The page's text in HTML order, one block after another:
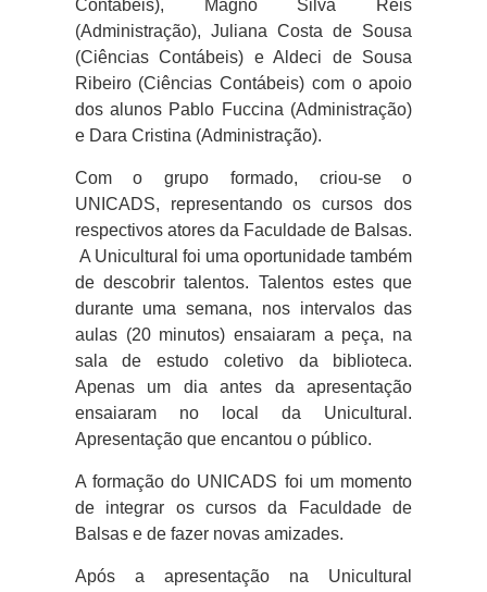
Contábeis), Magno Silva Reis
(Administração), Juliana Costa de Sousa
(Ciências Contábeis) e Aldeci de Sousa
Ribeiro (Ciências Contábeis) com o apoio
dos alunos Pablo Fuccina (Administração)
e Dara Cristina (Administração).
Com o grupo formado, criou-se o
UNICADS, representando os cursos dos
respectivos atores da Faculdade de Balsas.
A Unicultural foi uma oportunidade também
de descobrir talentos. Talentos estes que
durante uma semana, nos intervalos das
aulas (20 minutos) ensaiaram a peça, na
sala de estudo coletivo da biblioteca.
Apenas um dia antes da apresentação
ensaiaram no local da Unicultural.
Apresentação que encantou o público.
A formação do UNICADS foi um momento
de integrar os cursos da Faculdade de
Balsas e de fazer novas amizades.
Após a apresentação na Unicultural